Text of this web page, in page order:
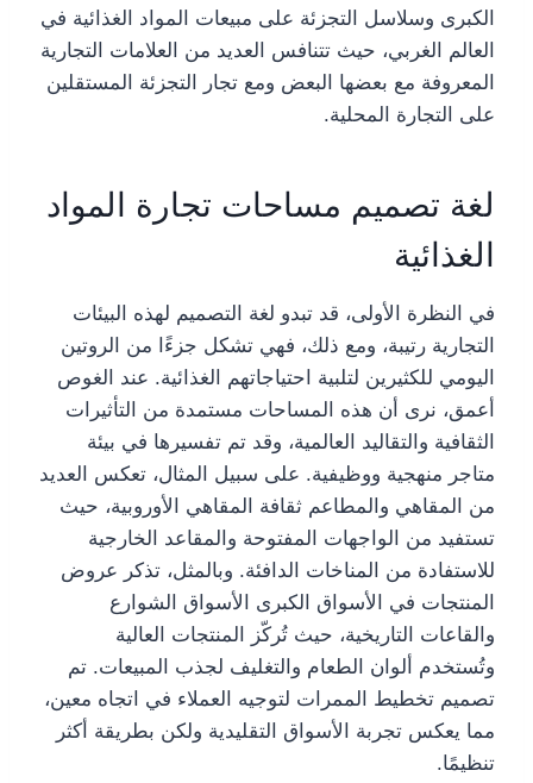
الكبرى وسلاسل التجزئة على مبيعات المواد الغذائية في
العالم الغربي، حيث تتنافس العديد من العلامات التجارية
المعروفة مع بعضها البعض ومع تجار التجزئة المستقلين
على التجارة المحلية.
لغة تصميم مساحات تجارة المواد
الغذائية
في النظرة الأولى، قد تبدو لغة التصميم لهذه البيئات
التجارية رتيبة، ومع ذلك، فهي تشكل جزءًا من الروتين
اليومي للكثيرين لتلبية احتياجاتهم الغذائية. عند الغوص
أعمق، نرى أن هذه المساحات مستمدة من التأثيرات
الثقافية والتقاليد العالمية، وقد تم تفسيرها في بيئة
متاجر منهجية ووظيفية. على سبيل المثال، تعكس العديد
من المقاهي والمطاعم ثقافة المقاهي الأوروبية، حيث
تستفيد من الواجهات المفتوحة والمقاعد الخارجية
للاستفادة من المناخات الدافئة. وبالمثل، تذكر عروض
المنتجات في الأسواق الكبرى الأسواق الشوارع
والقاعات التاريخية، حيث تُركّز المنتجات العالية
وتُستخدم ألوان الطعام والتغليف لجذب المبيعات. تم
تصميم تخطيط الممرات لتوجيه العملاء في اتجاه معين،
مما يعكس تجربة الأسواق التقليدية ولكن بطريقة أكثر
تنظيمًا.